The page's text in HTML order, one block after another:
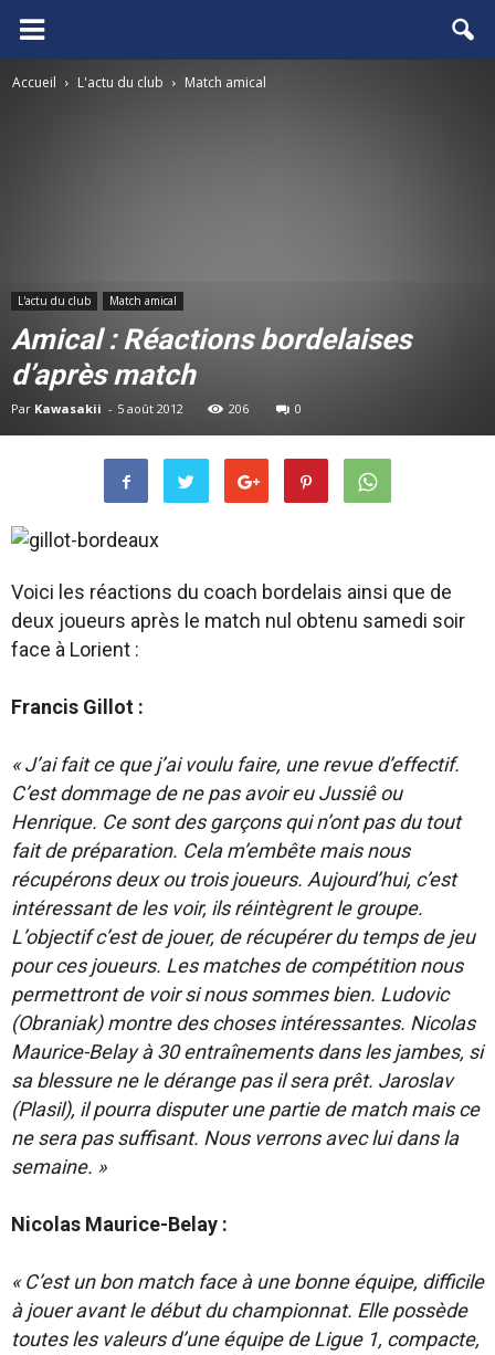
FCGB.net
Accueil L'actu du club Match amical
L'actu du club Match amical
Amical : Réactions bordelaises
d’après match
Par Kawasakii - 5 août 2012 206 0
Voici les réactions du coach bordelais ainsi que de
deux joueurs après le match nul obtenu samedi soir
face à Lorient :
Francis Gillot :
« J’ai fait ce que j’ai voulu faire, une revue d’effectif.
C’est dommage de ne pas avoir eu Jussiê ou
Henrique. Ce sont des garçons qui n’ont pas du tout
fait de préparation. Cela m’embête mais nous
récupérons deux ou trois joueurs. Aujourd’hui, c’est
intéressant de les voir, ils réintègrent le groupe.
L’objectif c’est de jouer, de récupérer du temps de jeu
pour ces joueurs. Les matches de compétition nous
permettront de voir si nous sommes bien. Ludovic
(Obraniak) montre des choses intéressantes. Nicolas
Maurice-Belay à 30 entraînements dans les jambes, si
sa blessure ne le dérange pas il sera prêt. Jaroslav
(Plasil), il pourra disputer une partie de match mais ce
ne sera pas suffisant. Nous verrons avec lui dans la
semaine. »
Nicolas Maurice-Belay :
« C’est un bon match face à une bonne équipe, difficile
à jouer avant le début du championnat. Elle possède
toutes les valeurs d’une équipe de Ligue 1, compacte,